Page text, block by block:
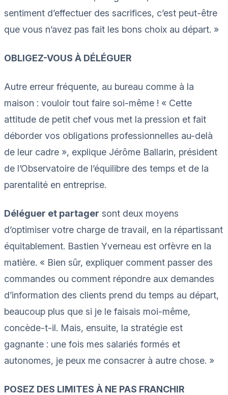
sentiment d’effectuer des sacrifices, c’est peut-être
que vous n’avez pas fait les bons choix au départ. »
OBLIGEZ-VOUS À DÉLÉGUER
Autre erreur fréquente, au bureau comme à la
maison : vouloir tout faire soi-même ! « Cette
attitude de petit chef vous met la pression et fait
déborder vos obligations professionnelles au-delà
de leur cadre », explique Jérôme Ballarin, président
de l’Observatoire de l’équilibre des temps et de la
parentalité en entreprise.
Déléguer et partager sont deux moyens
d’optimiser votre charge de travail, en la répartissant
équitablement. Bastien Yverneau est orfèvre en la
matière. « Bien sûr, expliquer comment passer des
commandes ou comment répondre aux demandes
d’information des clients prend du temps au départ,
beaucoup plus que si je le faisais moi-même,
concède-t-il. Mais, ensuite, la stratégie est
gagnante : une fois mes salariés formés et
autonomes, je peux me consacrer à autre chose. »
POSEZ DES LIMITES À NE PAS FRANCHIR